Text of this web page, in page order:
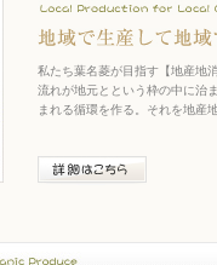
私たち葉名菱が目指す【地産地
流れが地元とという枠の中に治
まれる循環を作る。それを地産